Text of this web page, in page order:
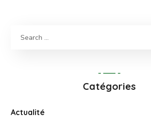
Catégories
Actualité